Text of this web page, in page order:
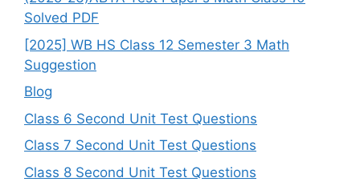
Solved PDF
[2025] WB HS Class 12 Semester 3 Math
Suggestion
Blog
Class 6 Second Unit Test Questions
Class 7 Second Unit Test Questions
Class 8 Second Unit Test Questions